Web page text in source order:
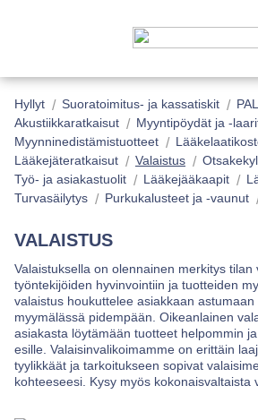
Hyllyt Suoratoimitus- ja kassatiskit
Akustiikkaratkaisut
Myyntipöydät ja -
Myynninedistämistuotteet
Lääkejäteratkaisut
Valaistus
Työ- ja asiakastuolit
Lääkejääkaapit
Turvasäilytys
Purkukalusteet ja -vaunut
VALAISTUS
Valaistuksella on olennainen merkitys tilan
työntekijöiden hyvinvointiin ja tuotteiden
valaistus houkuttelee asiakkaan
myymälässä pidempään. Oikeanlainen
asiakasta löytämään tuotteet helpommin
esille. Valaisinvalikoimamme on erittäin
tyylikkäät ja tarkoitukseen sopivat
kohteeseesi. Kysy myös kokonaisvaltaista